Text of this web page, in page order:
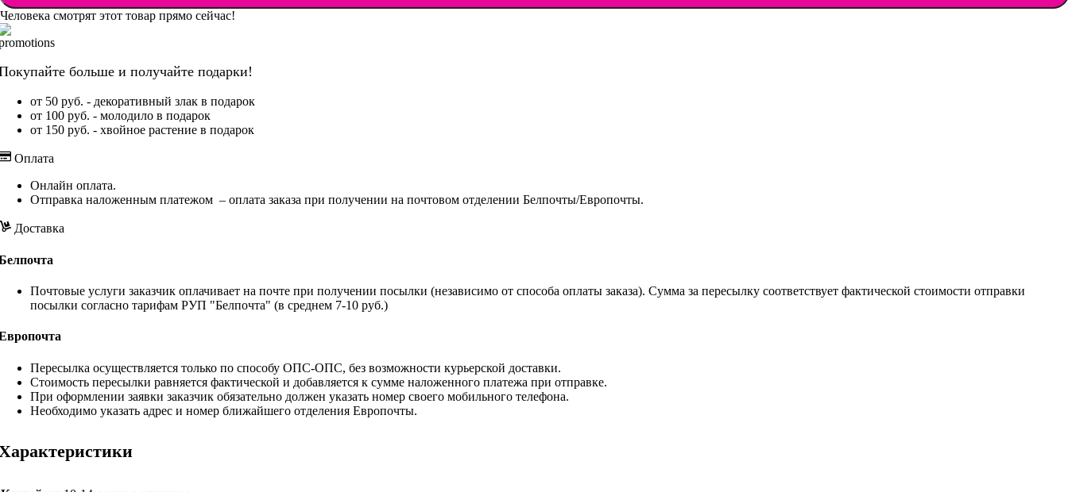
Человека смотрят этот товар прямо сейчас!
больше и получайте подарки!
от 50 руб. - декоративный злак в подарок
от 100 руб. - молодило в подарок
от 150 руб. - хвойное растение в подарок
Оплата
Онлайн оплата.
Отправка наложенным платежом – оплата заказа при получении на почтовом отделении Белпочты/Европочты.
Доставка
Почтовые услуги заказчик оплачивает на почте при получении посылки (независимо от способа оплаты заказа). Сумма за пересылку соответствует фактической стоимости отправки
посылки согласно тарифам РУП "Белпочта" (в среднем 7-10 руб.)
Пересылка осуществляется только по способу ОПС-ОПС, без возможности курьерской доставки.
Стоимость пересылки равняется фактической и добавляется к сумме наложенного платежа при отправке.
При оформлении заявки заказчик обязательно должен указать номер своего мобильного телефона.
Необходимо указать адрес и номер ближайшего отделения Европочты.